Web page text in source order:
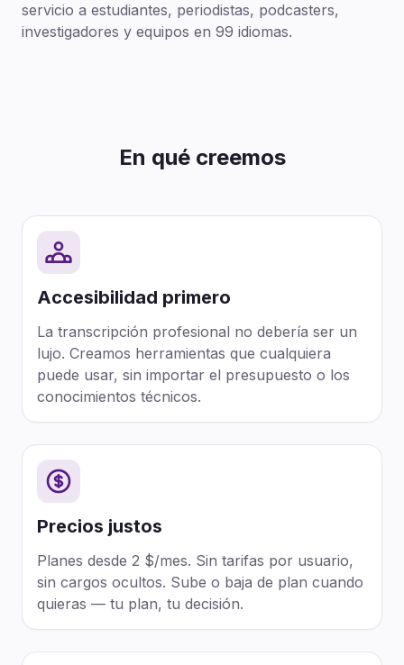
servicio a estudiantes, periodistas, podcasters,
investigadores y equipos en 99 idiomas.
En qué creemos
Accesibilidad primero
La transcripción profesional no debería ser un
lujo. Creamos herramientas que cualquiera
puede usar, sin importar el presupuesto o los
conocimientos técnicos.
Precios justos
Planes desde 2 $/mes. Sin tarifas por usuario,
sin cargos ocultos. Sube o baja de plan cuando
quieras — tu plan, tu decisión.